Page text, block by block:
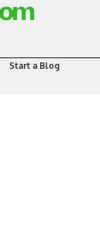
Start a Blog